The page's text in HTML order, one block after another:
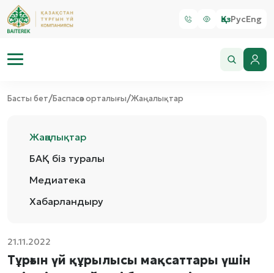
ҚазРусEng
Басты бет/Баспасөз орталығы/Жаңалықтар
Жаңалықтар
БАҚ біз туралы
Медиатека
Хабарландыру
21.11.2022
Тұрғын үй құрылысы мақсаттары үшін